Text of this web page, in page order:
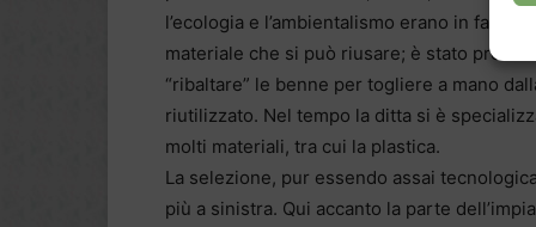
l’ecologia e l’ambientalismo erano in fasce
materiale che si può riusare; è stato
“ribaltare” le benne per togliere a mano
riutilizzato. Nel tempo la ditta si è
molti materiali, tra cui la plastica.
La selezione, pur essendo assai
più a sinistra. Qui accanto la parte